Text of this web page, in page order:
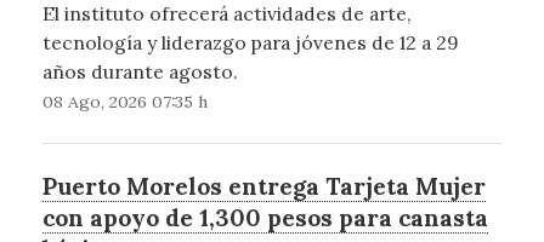
El instituto ofrecerá actividades de arte,
tecnología y liderazgo para jóvenes de 12 a 29
años durante agosto.
08 Ago, 2026 07:35 h
Puerto Morelos entrega Tarjeta Mujer
con apoyo de 1,300 pesos para canasta